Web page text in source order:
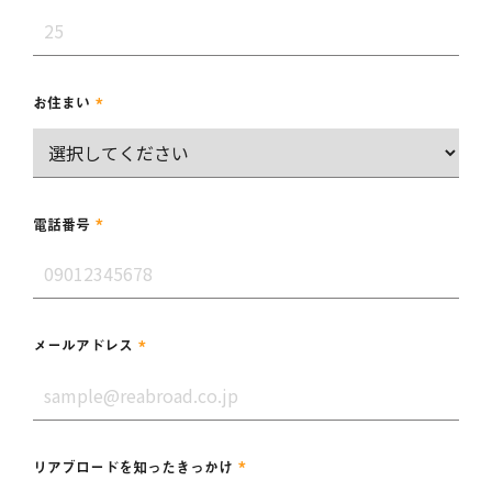
お住まい *
電話番号 *
メールアドレス *
リアブロードを知ったきっかけ *